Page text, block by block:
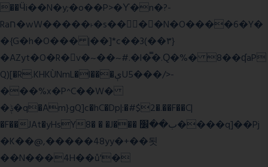
��Ӵi��N�y;�o��P>�ϒ�n�?­
Raח�wW�����˫�s����N�O����6�Y�
�{G�h�O��� |��]*c��3(��٣}
�AZyt�O�R�v�~��~#.�l�̿�.Ԛ�%� 8��ʠaP
Q)[�R.KHKÙNmL�l���ېU5���/>-
���%x�P^C��W�
�ݙ�q�Am}gQ]c�hC�Dp|:�#$2�.��F��C|
�F��JAt�yHsY8� � �J��� ب��׼����q]��Pj
�K��@,�����48yy�+��됫
��N���4H��ů'�